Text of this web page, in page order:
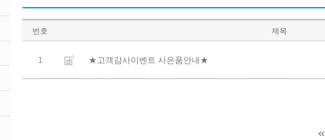
번호 제목
1 ★고객감사이벤트 사은품안내★